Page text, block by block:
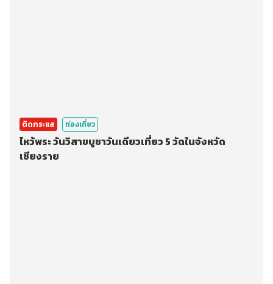
ติดกระแส ท่องเที่ยว
ไหว้พระ วันวิสาขบูชาวันเดียวเที่ยว 5 วัดในจังหวัด
เชียงราย